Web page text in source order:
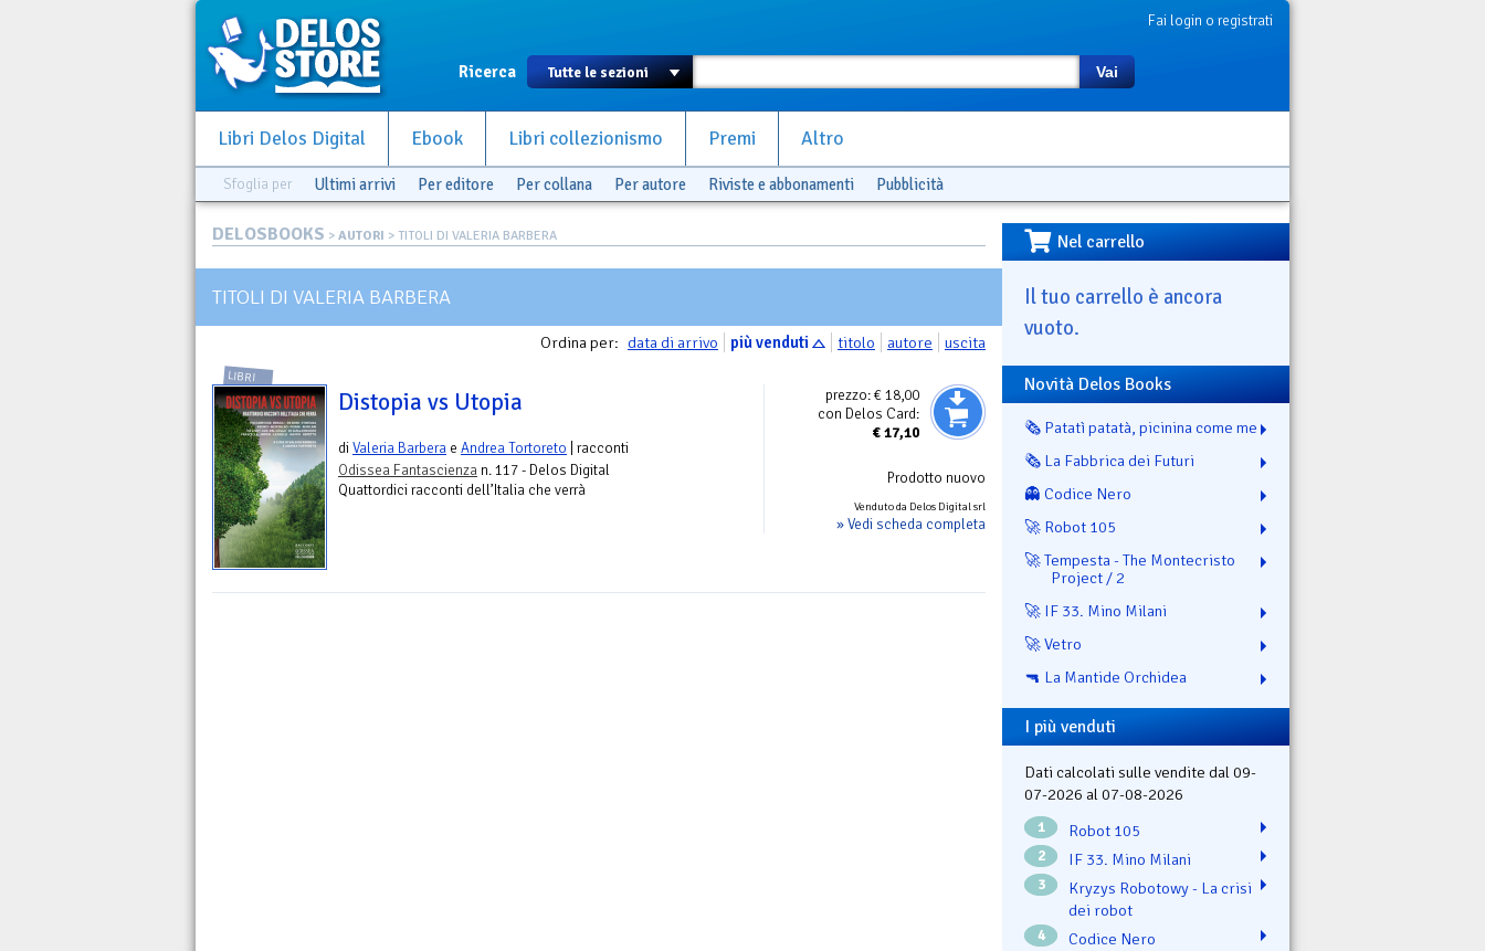
Fai login o registrati
Ricerca Vai
Libri Delos Digital Ebook Libri collezionismo Premi Altro
Sfoglia per Ultimi arrivi Per editore Per collana Per autore Riviste e abbonamenti Pubblicità
DELOSBOOKS > AUTORI > TITOLI DI VALERIA BARBERA
TITOLI DI VALERIA BARBERA
Ordina per: data di arrivo più venduti titolo autore uscita
prezzo:€ 18,00
con Delos Card:
€17,10
Prodotto nuovo
Venduto da Delos Digital srl
» Vedi scheda completa
LIBRI
Distopia vs Utopia
diValeria Barbera e Andrea Tortoreto | racconti
Odissea Fantascienza n. 117 - Delos Digital
Quattordici racconti dell’Italia che verrà
Nel carrello
Il tuo carrello è ancora
vuoto.
Novità Delos Books
🗞️ Patatì patatà, picinina come me
🗞️ La Fabbrica dei Futuri
👻 Codice Nero
🚀 Robot 105
🚀 Tempesta - The Montecristo
Project / 2
🚀 IF 33. Mino Milani
🚀 Vetro
🔫 La Mantide Orchidea
I più venduti
Dati calcolati sulle vendite dal 09-
07-2026 al 07-08-2026
1 Robot 105
2 IF 33. Mino Milani
3
Kryzys Robotowy - La crisi
dei robot
4 Codice Nero